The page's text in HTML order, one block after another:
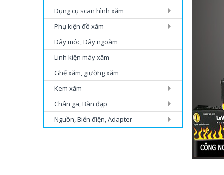
Dụng cụ scan hình xăm
Phụ kiện đồ xăm
Dây móc, Dây ngoàm
Linh kiện máy xăm
Ghế xăm, giường xăm
Kem xăm
Chân ga, Bàn đạp
Nguồn, Biến điện, Adapter